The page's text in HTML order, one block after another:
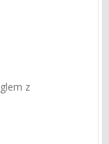
z